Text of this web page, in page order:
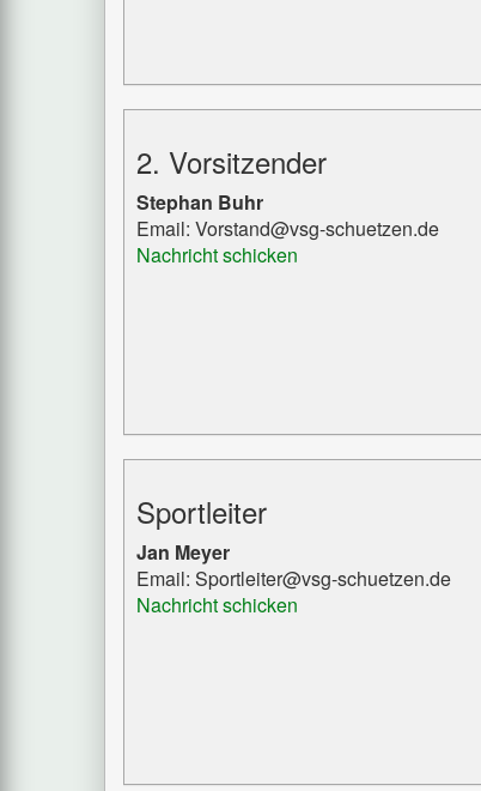
2. Vorsitzender
Stephan Buhr
Email: Vorstand@vsg-schuetzen.de
Nachricht schicken
Sportleiter
Jan Meyer
Email: Sportleiter@vsg-schuetzen.de
Nachricht schicken